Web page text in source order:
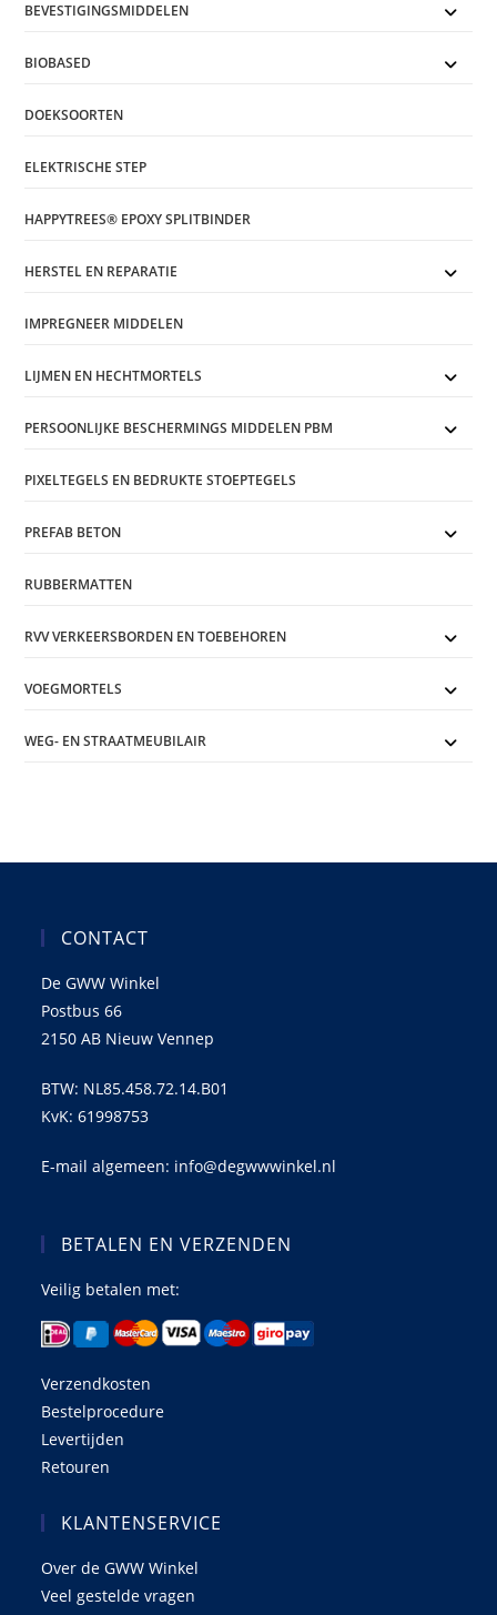
BEVESTIGINGSMIDDELEN
BIOBASED
DOEKSOORTEN
ELEKTRISCHE STEP
HAPPYTREES® EPOXY SPLITBINDER
HERSTEL EN REPARATIE
IMPREGNEER MIDDELEN
LIJMEN EN HECHTMORTELS
PERSOONLIJKE BESCHERMINGS MIDDELEN PBM
PIXELTEGELS EN BEDRUKTE STOEPTEGELS
PREFAB BETON
RUBBERMATTEN
RVV VERKEERSBORDEN EN TOEBEHOREN
VOEGMORTELS
WEG- EN STRAATMEUBILAIR
CONTACT
De GWW Winkel
Postbus 66
2150 AB Nieuw Vennep
BTW: NL85.458.72.14.B01
KvK: 61998753
E-mail algemeen: info@degwwwinkel.nl
BETALEN EN VERZENDEN
Veilig betalen met:
Verzendkosten
Bestelprocedure
Levertijden
Retouren
KLANTENSERVICE
Over de GWW Winkel
Veel gestelde vragen